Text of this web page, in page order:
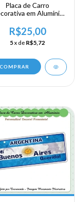
Placa de Carro
em Alumínio
Viagem a Argentina -
Buenos Aires
R$25,00
5x de R$5,72
COMPRAR